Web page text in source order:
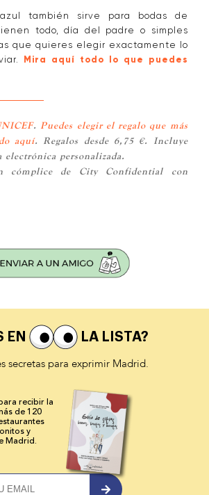
azul también sirve para bodas de
todo, día del padre o simples
que quieres elegir exactamente lo
Mira aquí todo lo que puedes
. Puedes elegir el regalo que más
aquí. Regalos desde 6,75 €. Incluye
electrónica personalizada.
cómplice de City Confidential con
EN
LA LISTA?
secretas para exprimir Madrid.
recibir la
de 120
y
Madrid.